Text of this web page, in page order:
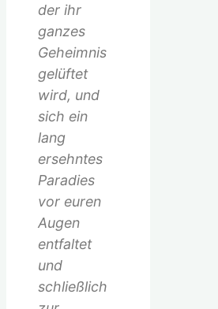
der ihr
ganzes
Geheimnis
gelüftet
wird, und
sich ein
lang
ersehntes
Paradies
vor euren
Augen
entfaltet
und
schließlich